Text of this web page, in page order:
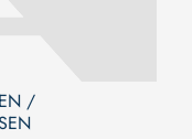
/